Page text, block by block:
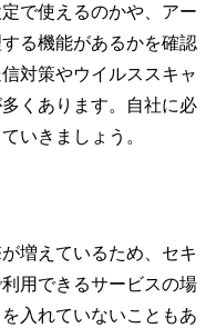
で使えるのかや、アー
る機能があるかを確認
対策やウイルススキャ
くあります。自社に必
いきましょう。
増えているため、セキ
用できるサービスの場
入れていないこともあ